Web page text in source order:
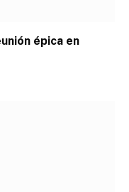
épica en